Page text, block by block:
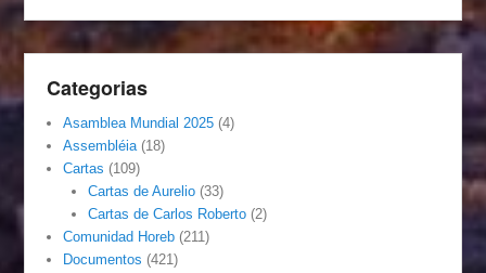
Categorias
Asamblea Mundial 2025 (4)
Assembléia(18)
Cartas (109)
Cartas de Aurelio(33)
Cartas de Carlos Roberto(2)
Comunidad Horeb (211)
Documentos (421)